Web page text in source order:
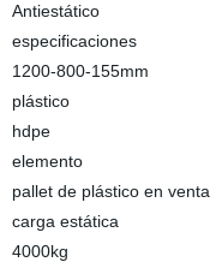
Antiestático
especificaciones
1200-800-155mm
plástico
hdpe
elemento
pallet de plástico en venta
carga estática
4000kg